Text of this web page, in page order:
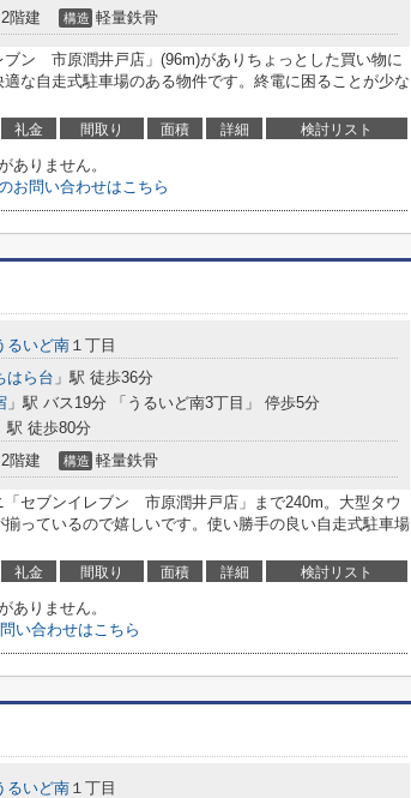
2階建 構造 軽量鉄骨
ブン 市原潤井戸店」(96m)がありちょっとした買い物に
な自走式駐車場のある物件です。終電に困ることが少な
礼金 間取り 面積 詳細 検討リスト
ありません。
お問い合わせはこちら
るいど南１丁目
はら台 」駅 徒歩36分
」駅 バス19分 「うるいど南3丁目」 停歩5分
駅 徒歩80分
2階建 構造 軽量鉄骨
「セブンイレブン 市原潤井戸店」まで240m。大型タウ
っているので嬉しいです。使い勝手の良い自走式駐車場
礼金 間取り 面積 詳細 検討リスト
ありません。
い合わせはこちら
るいど南１丁目